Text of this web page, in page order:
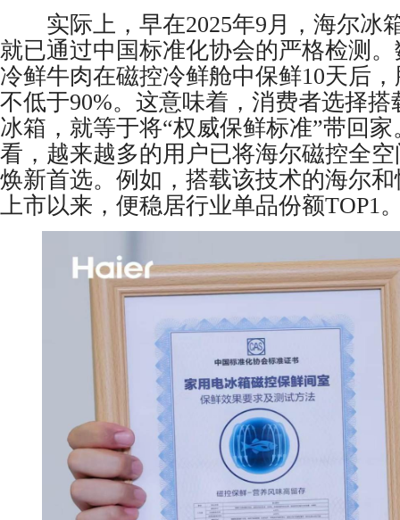
实际上，早在2025年9月，海尔冰
就已通过中国标准化协会的严格检测
冷鲜牛肉在磁控冷鲜舱中保鲜10天后
不低于90%。这意味着，消费者选择
冰箱，就等于将“权威保鲜标准”带回
看，越来越多的用户已将海尔磁控全
焕新首选。例如，搭载该技术的海尔
上市以来，便稳居行业单品份额TOP1